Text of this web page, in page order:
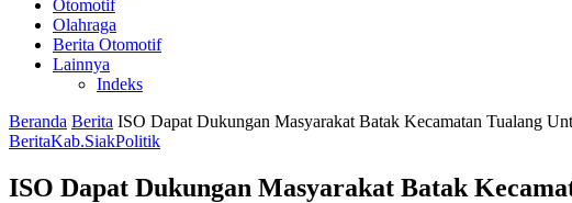
Otomotif
Olahraga
Berita Otomotif
Lainnya
Indeks
Beranda Berita ISO Dapat Dukungan Masyarakat Batak Kecamatan Tualang
BeritaKab.SiakPolitik
ISO Dapat Dukungan Masyarakat Batak